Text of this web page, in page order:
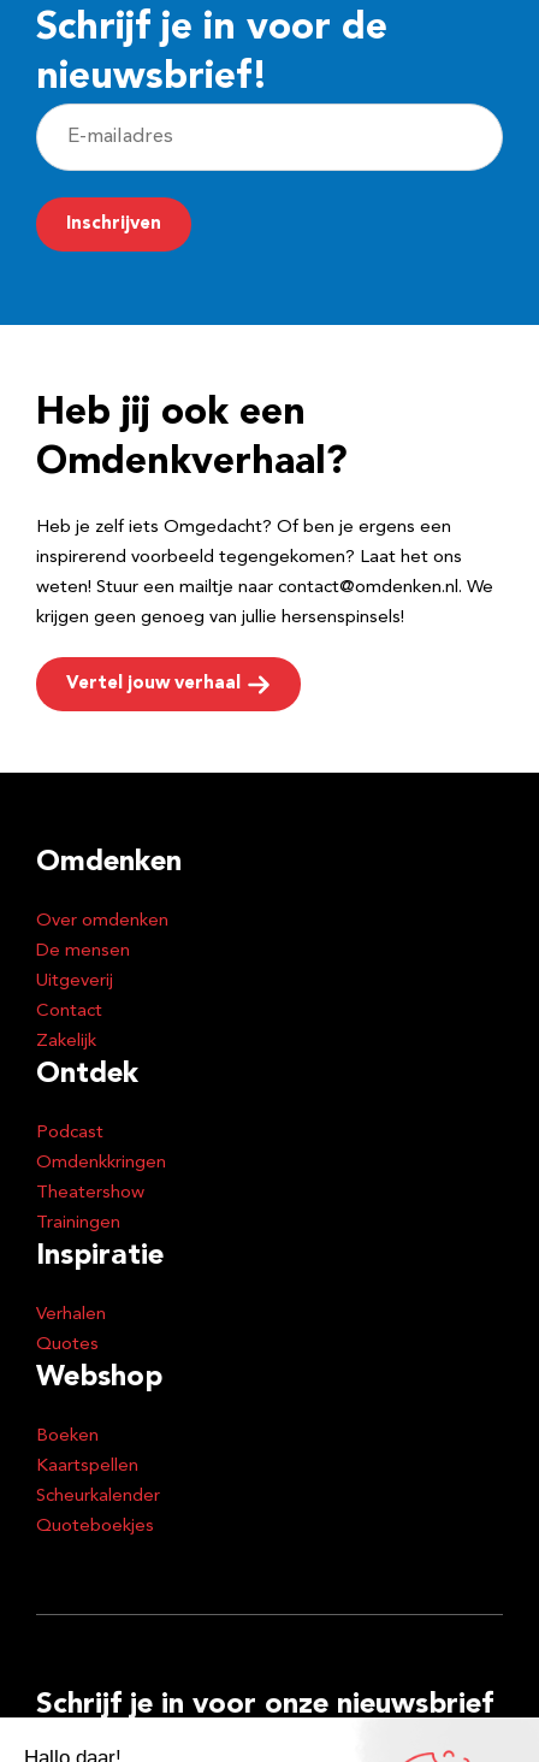
Schrijf je in voor de
nieuwsbrief!
E
-
m
a
r
e
Inschrijven
Heb jij ook een
Omdenkverhaal?
Heb je zelf iets Omgedacht? Of ben je ergens een
inspirerend voorbeeld tegengekomen? Laat het ons
weten! Stuur een mailtje naar contact@omdenken.nl. We
krijgen geen genoeg van jullie hersenspinsels!
Vertel jouw verhaal
Omdenken
Over omdenken
De mensen
Uitgeverij
Contact
Zakelijk
Ontdek
Podcast
Omdenkkringen
Theatershow
Trainingen
Inspiratie
Verhalen
Quotes
Webshop
Boeken
Kaartspellen
Scheurkalender
Quoteboekjes
Schrijf je in voor onze nieuwsbrief